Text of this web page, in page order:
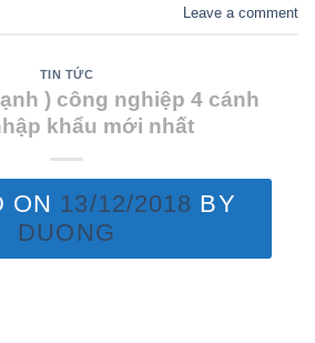
Leave a comment
TIN TỨC
) công nghiệp 4 cánh
khẩu mới nhất
ON 13/12/2018 BY
DUONG